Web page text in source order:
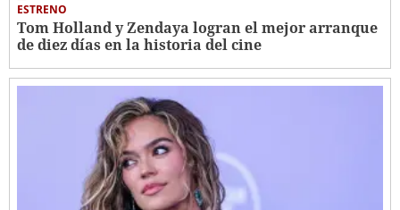
ESTRENO
Tom Holland y Zendaya logran el mejor arranque
de diez días en la historia del cine